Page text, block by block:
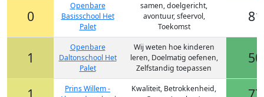
0
Openbare
Basisschool Het
Palet
samen, doelgericht,
avontuur, sfeervol,
Toekomst
81
1
Openbare
Daltonschool Het
Palet
Wij weten hoe kinderen
leren, Doelmatig oefenen,
Zelfstandig toepassen
50
Prins Willem -
Kwaliteit, Betrokkenheid,